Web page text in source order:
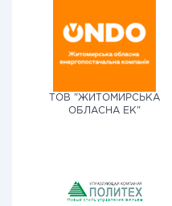
ТОВ "ЖИТОМИРСЬКА
ОБЛАСНА ЕК"